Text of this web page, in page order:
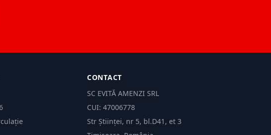
CONTACT
SC EVITĂ AMENZI SRL
CUI: 47006778
Str Științei, nr 5, bl.D41, et 3